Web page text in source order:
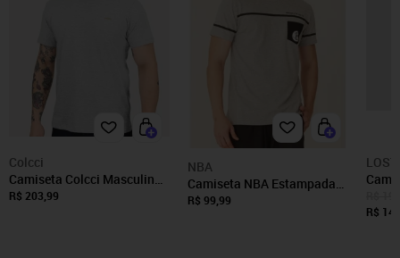
Colcci
Camiseta Colcci Masculina
Slim Back To Basics Orange
R$ 203,99
NBA
Camiseta NBA Estampada
Pocket Brooklyn Nets
R$ 99,99
LOST
R$